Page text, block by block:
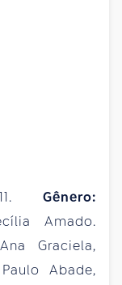
Gênero:
Amado.
Graciela,
Abade,